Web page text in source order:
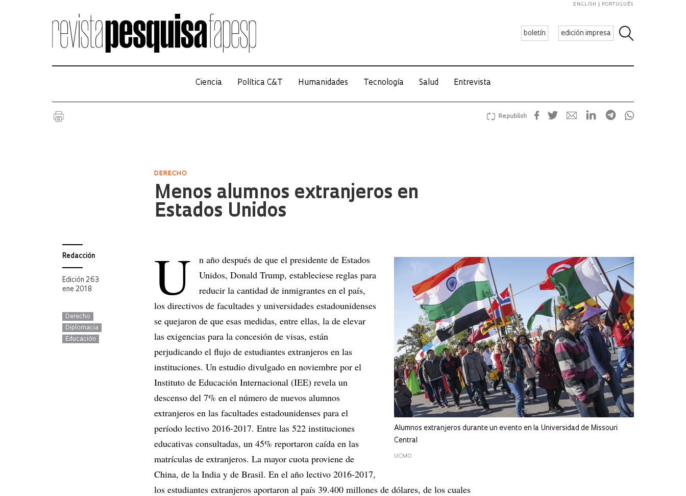
boletín edición impresa
ENGLISH PORTUGUÊS
Ciencia Política C&T Humanidades Tecnología Salud Entrevista
Republish
DERECHO
Menos alumnos extranjeros en
Estados Unidos
Redacción
Edición 263
ene 2018
Derecho
Diplomacia
Educación
Alumnos extranjeros durante un evento en la Universidad de Missouri
Central
UCMO
U
n año después de que el presidente de Estados
Unidos, Donald Trump, estableciese reglas para
reducir la cantidad de inmigrantes en el país,
los directivos de facultades y universidades estadounidenses
se quejaron de que esas medidas, entre ellas, la de elevar
las exigencias para la concesión de visas, están
perjudicando el flujo de estudiantes extranjeros en las
instituciones. Un estudio divulgado en noviembre por el
Instituto de Educación Internacional (IEE) revela un
descenso del 7% en el número de nuevos alumnos
extranjeros en las facultades estadounidenses para el
período lectivo 2016-2017. Entre las 522 instituciones
educativas consultadas, un 45% reportaron caída en las
matrículas de extranjeros. La mayor cuota proviene de
China, de la India y de Brasil. En el año lectivo 2016-2017,
los estudiantes extranjeros aportaron al país 39.400 millones de dólares, de los cuales